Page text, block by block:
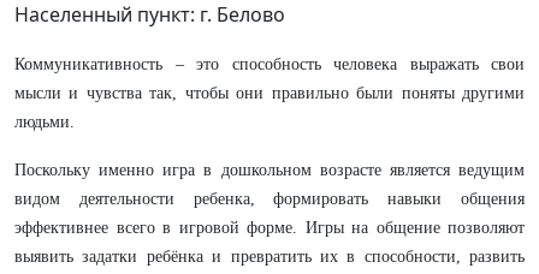
Населенный пункт: г. Белово
Коммуникативность – это способность человека выражать свои
мысли и чувства так, чтобы они правильно были поняты другими
людьми.
Поскольку именно игра в дошкольном возрасте является ведущим
видом деятельности ребенка, формировать навыки общения
эффективнее всего в игровой форме. Игры на общение позволяют
выявить задатки ребёнка и превратить их в способности, развить